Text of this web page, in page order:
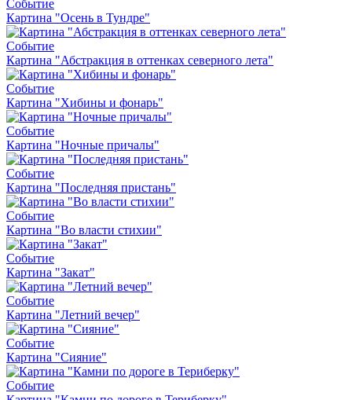
Событие
Картина "Осень в Тундре"
Событие
Картина "Абстракция в оттенках северного лета"
Событие
Картина "Хибины и фонарь"
Событие
Картина "Ночные причалы"
Событие
Картина "Последняя пристань"
Событие
Картина "Во власти стихии"
Событие
Картина "Закат"
Событие
Картина "Летний вечер"
Событие
Картина "Сияние"
Событие